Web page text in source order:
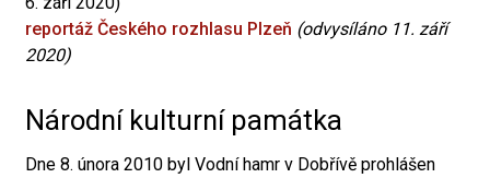
reportáž Českého rozhlasu Plzeň (odvysíláno 11. září
2020)
Národní kulturní památka
Dne 8. února 2010 byl Vodní hamr v Dobřívě prohlášen